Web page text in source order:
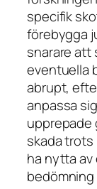
specifik
förebygga
snarare att
eventuella
abrupt,
anpassa
upprepade
skada
ha nytta av